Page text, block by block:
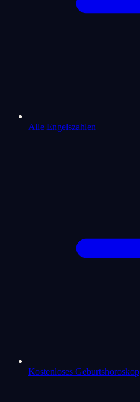
Alle Engelszahlen
Kostenloses Geburtshoroskop